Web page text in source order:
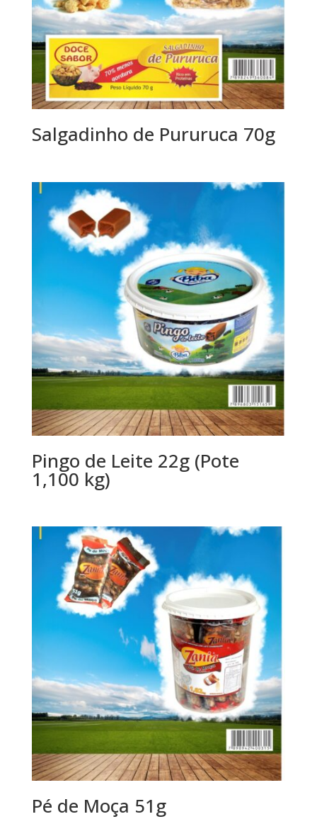
Salgadinho de Pururuca 70g
Pingo de Leite 22g (Pote
1,100 kg)
Pé de Moça 51g